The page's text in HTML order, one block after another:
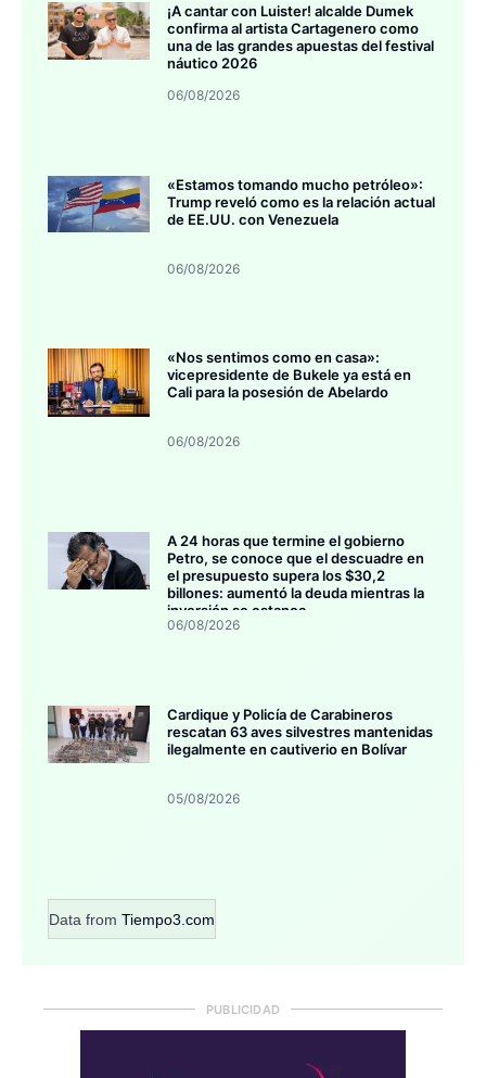
¡A cantar con Luister! alcalde Dumek
confirma al artista Cartagenero como
una de las grandes apuestas del festival
náutico 2026
06/08/2026
«Estamos tomando mucho petróleo»:
Trump reveló como es la relación actual
de EE.UU. con Venezuela
06/08/2026
«Nos sentimos como en casa»:
vicepresidente de Bukele ya está en
Cali para la posesión de Abelardo
06/08/2026
A 24 horas que termine el gobierno
Petro, se conoce que el descuadre en
el presupuesto supera los $30,2
billones: aumentó la deuda mientras la
inversión se estanca
06/08/2026
Cardique y Policía de Carabineros
rescatan 63 aves silvestres mantenidas
ilegalmente en cautiverio en Bolívar
05/08/2026
Data from Tiempo3.com
PUBLICIDAD